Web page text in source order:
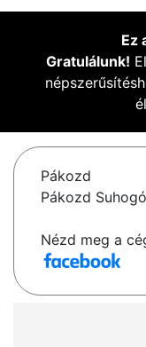
Ez
Gratulálunk!
Pákozd
Pákozd Suhogó
Nézd meg a